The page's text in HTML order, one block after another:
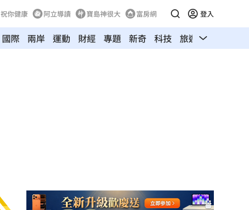
祝你健康 阿立導讀 寶島神很大 富房網 登入
國際 兩岸 運動 財經 專題 新奇 科技 旅遊 汽車